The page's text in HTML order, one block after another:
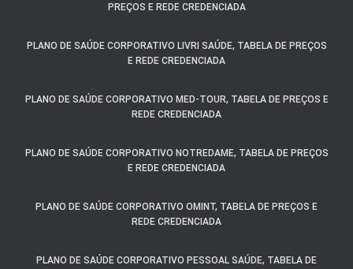
PREÇOS E REDE CREDENCIADA
PLANO DE SAÚDE CORPORATIVO LIVRI SAÚDE, TABELA DE PREÇOS
E REDE CREDENCIADA
PLANO DE SAÚDE CORPORATIVO MED-TOUR, TABELA DE PREÇOS E
REDE CREDENCIADA
PLANO DE SAÚDE CORPORATIVO NOTREDAME, TABELA DE PREÇOS
E REDE CREDENCIADA
PLANO DE SAÚDE CORPORATIVO OMINT, TABELA DE PREÇOS E
REDE CREDENCIADA
PLANO DE SAÚDE CORPORATIVO PESSOAL SAÚDE, TABELA DE